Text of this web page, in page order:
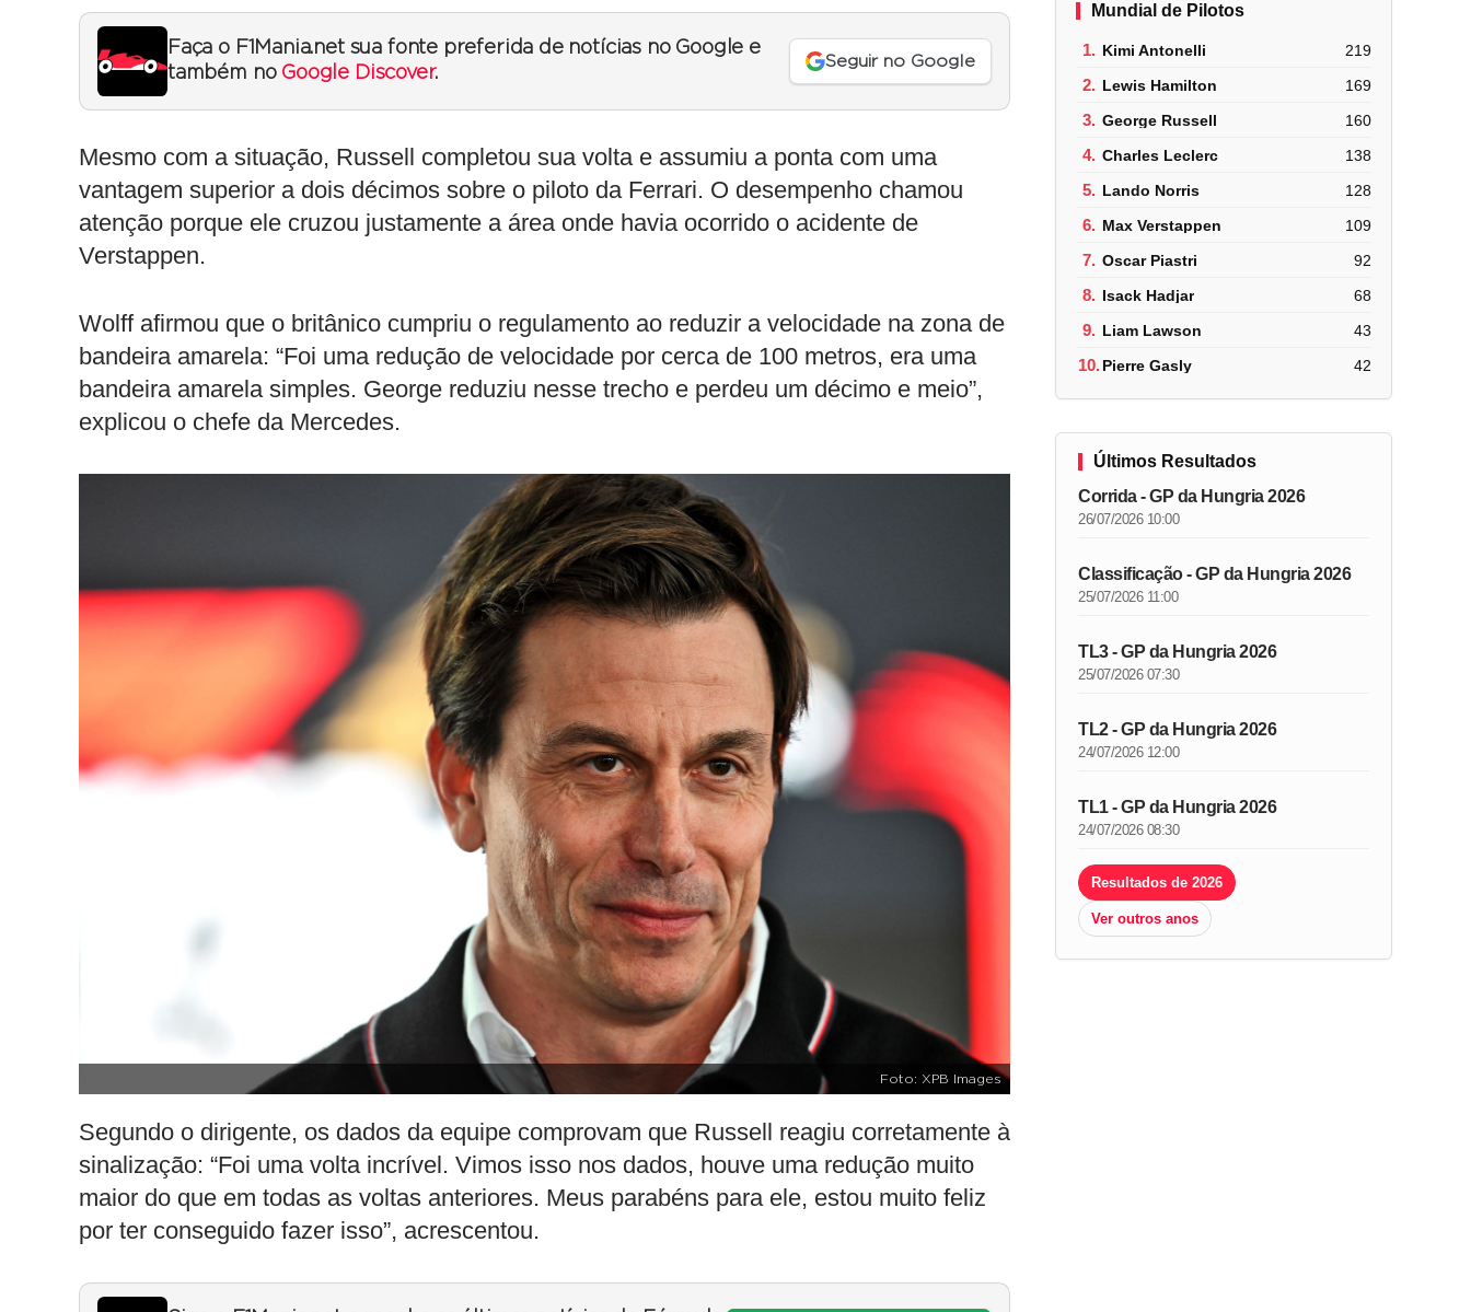
Faça o F1Mania.net sua fonte preferida de notícias no Google e
também no Google Discover.
Seguir no Google
Mesmo com a situação, Russell completou sua volta e assumiu a ponta com uma
vantagem superior a dois décimos sobre o piloto da Ferrari. O desempenho chamou
atenção porque ele cruzou justamente a área onde havia ocorrido o acidente de
Verstappen.
Wolff afirmou que o britânico cumpriu o regulamento ao reduzir a velocidade na zona de
bandeira amarela: “Foi uma redução de velocidade por cerca de 100 metros, era uma
bandeira amarela simples. George reduziu nesse trecho e perdeu um décimo e meio”,
explicou o chefe da Mercedes.
Foto: XPB Images
Segundo o dirigente, os dados da equipe comprovam que Russell reagiu corretamente à
sinalização: “Foi uma volta incrível. Vimos isso nos dados, houve uma redução muito
maior do que em todas as voltas anteriores. Meus parabéns para ele, estou muito feliz
por ter conseguido fazer isso”, acrescentou.
Mundial de Pilotos
1. Kimi Antonelli 219
2. Lewis Hamilton 169
3. George Russell 160
4. Charles Leclerc 138
5. Lando Norris 128
6. Max Verstappen 109
7. Oscar Piastri 92
8. Isack Hadjar 68
9. Liam Lawson 43
10.Pierre Gasly 42
Últimos Resultados
Corrida - GP da Hungria 2026
26/07/2026 10:00
Classificação - GP da Hungria 2026
25/07/2026 11:00
TL3 - GP da Hungria 2026
25/07/2026 07:30
TL2 - GP da Hungria 2026
24/07/2026 12:00
TL1 - GP da Hungria 2026
24/07/2026 08:30
Resultados de 2026
Ver outros anos